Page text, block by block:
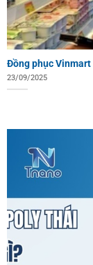
Đồng phục
23/09/2025